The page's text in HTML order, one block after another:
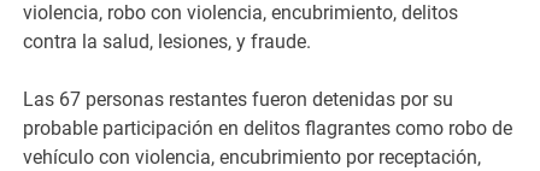
violencia, robo con violencia, encubrimiento, delitos
contra la salud, lesiones, y fraude.
Las 67 personas restantes fueron detenidas por su
probable participación en delitos flagrantes como robo de
vehículo con violencia, encubrimiento por receptación,